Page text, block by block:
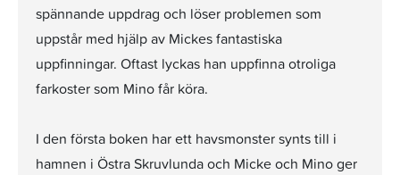
spännande uppdrag och löser problemen som
uppstår med hjälp av Mickes fantastiska
uppfinningar. Oftast lyckas han uppfinna otroliga
farkoster som Mino får köra.
I den första boken har ett havsmonster synts till i
hamnen i Östra Skruvlunda och Micke och Mino ger